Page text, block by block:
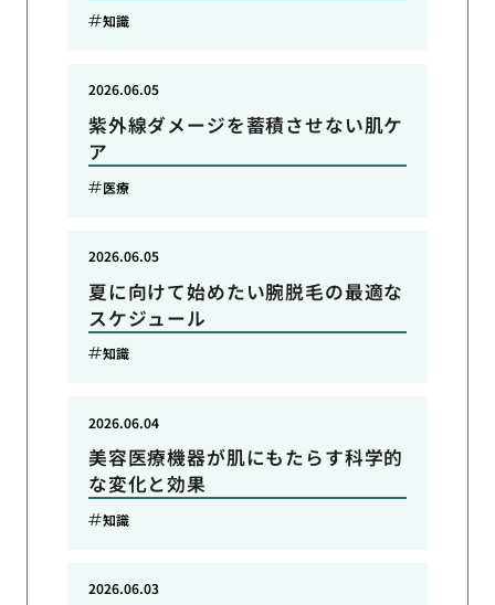
知識
紫外線ダメージを蓄積させない肌ケ
ア
2026.06.05
医療
夏に向けて始めたい腕脱毛の最適な
スケジュール
2026.06.05
知識
美容医療機器が肌にもたらす科学的
な変化と効果
2026.06.04
知識
2026.06.03